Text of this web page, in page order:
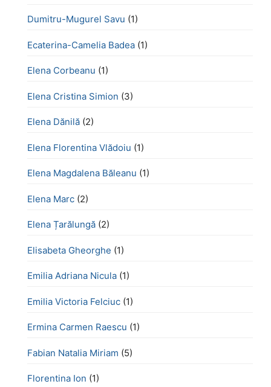
Dumitru-Mugurel Savu (1)
Ecaterina-Camelia Badea (1)
Elena Corbeanu (1)
Elena Cristina Simion (3)
Elena Dănilă (2)
Elena Florentina Vlădoiu (1)
Elena Magdalena Băleanu (1)
Elena Marc (2)
Elena Țarălungă (2)
Elisabeta Gheorghe (1)
Emilia Adriana Nicula (1)
Emilia Victoria Felciuc (1)
Ermina Carmen Raescu (1)
Fabian Natalia Miriam (5)
Florentina Ion (1)